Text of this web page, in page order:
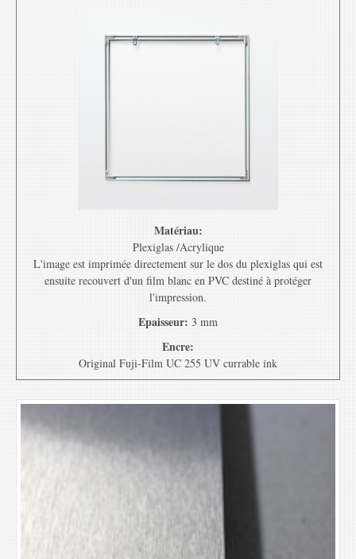
Matériau:
Plexiglas /Acrylique
L'image est imprimée directement sur le dos du plexiglas qui est
ensuite recouvert d'un film blanc en PVC destiné à protéger
l'impression.
Epaisseur: 3 mm
Encre:
Original Fuji-Film UC 255 UV currable ink